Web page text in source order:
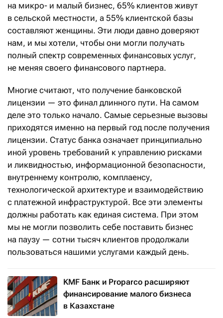
на микро- и малый бизнес, 65% клиентов живут
в сельской местности, а 55% клиентской базы
составляют женщины. Эти люди давно доверяют
нам, и мы хотели, чтобы они могли получать
полный спектр современных финансовых услуг,
не меняя своего финансового партнера.
Многие считают, что получение банковской
лицензии — это финал длинного пути. На самом
деле это только начало. Самые серьезные вызовы
приходятся именно на первый год после получения
лицензии. Статус банка означает принципиально
иной уровень требований к управлению рисками
и ликвидностью, информационной безопасности,
внутреннему контролю, комплаенсу,
технологической архитектуре и взаимодействию
с платежной инфраструктурой. Все эти элементы
должны работать как единая система. При этом
мы не могли позволить себе поставить бизнес
на паузу — сотни тысяч клиентов продолжали
пользоваться нашими услугами каждый день.
KMF Банк и Proparco расширяют
финансирование малого бизнеса
в Казахстане